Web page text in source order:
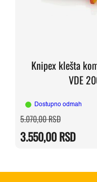
Knipex klešta
VDE
Dostupno odmah
5.070,00RSDOriginalna
cena
bila:
5.070,00
3.550,00RSD
Trenutna
cena
3.550,00